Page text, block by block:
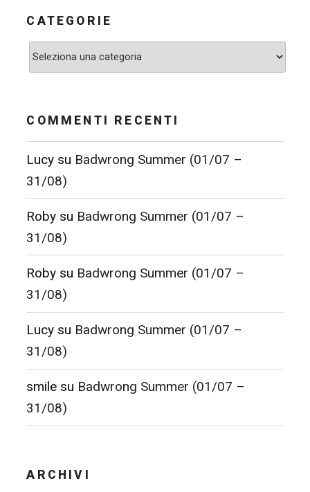
CATEGORIE
Categorie
COMMENTI RECENTI
Lucy su Badwrong Summer (01/07 –
31/08)
Roby su Badwrong Summer (01/07 –
31/08)
Roby su Badwrong Summer (01/07 –
31/08)
Lucy su Badwrong Summer (01/07 –
31/08)
smile su Badwrong Summer (01/07 –
31/08)
ARCHIVI